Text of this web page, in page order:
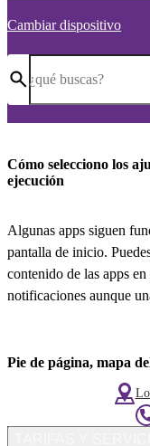
Cambiar dispositivo
¿qué buscas?
Cómo selecciono los
ejecución
Algunas apps siguen
pantalla de inicio.
contenido de las apps
notificaciones aunque
Pie de página, mapa